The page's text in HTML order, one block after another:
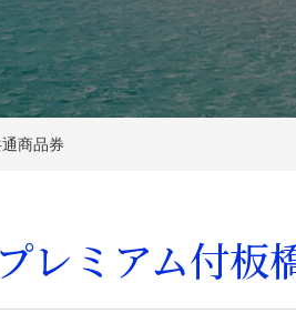
商品券
レミアム付板